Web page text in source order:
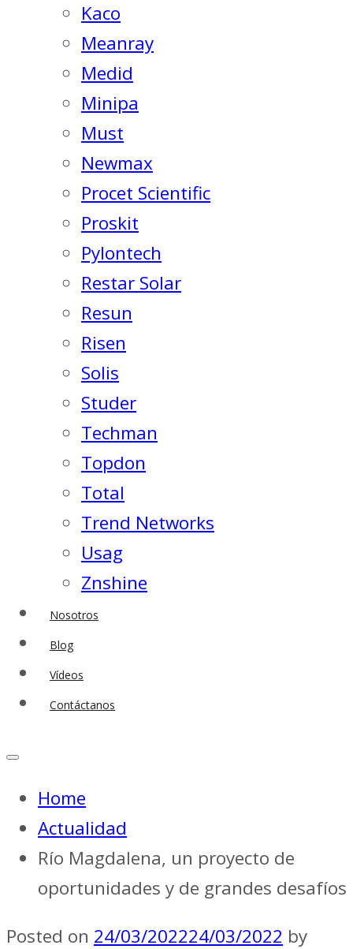
Kaco
Meanray
Medid
Minipa
Must
Newmax
Procet Scientific
Proskit
Pylontech
Restar Solar
Resun
Risen
Solis
Studer
Techman
Topdon
Total
Trend Networks
Usag
Znshine
Nosotros
Blog
Vídeos
Contáctanos
Home
Actualidad
Río Magdalena, un proyecto de
oportunidades y de grandes desafíos
Posted on 24/03/202224/03/2022 by